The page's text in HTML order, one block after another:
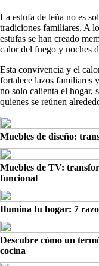
La estufa de leña no es
tradiciones familiares. A
estufas se han creado
calor del fuego y noches
Esta convivencia y el
fortalece lazos familiares
no solo calienta el hogar,
quienes se reúnen
Muebles de diseño:
Muebles de TV:
funcional
Ilumina tu hogar: 7
Descubre cómo un
cocina